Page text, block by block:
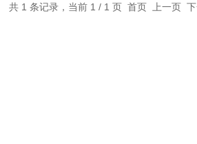
共 1 条记录，当前 1 / 1 页 首页 上一页